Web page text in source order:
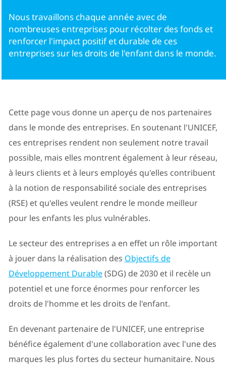
Parents
Nous travaillons chaque année avec de
nombreuses entreprises pour récolter des fonds et
renforcer l'impact positif et durable de ces
entreprises sur les droits de l'enfant dans le monde.
Cette page vous donne un aperçu de nos partenaires
dans le monde des entreprises. En soutenant l'UNICEF,
ces entreprises rendent non seulement notre travail
possible, mais elles montrent également à leur réseau,
à leurs clients et à leurs employés qu'elles contribuent
à la notion de responsabilité sociale des entreprises
(RSE) et qu'elles veulent rendre le monde meilleur
pour les enfants les plus vulnérables.
Le secteur des entreprises a en effet un rôle important
à jouer dans la réalisation des Objectifs de
Développement Durable(SDG) de 2030 et il recèle un
potentiel et une force énormes pour renforcer les
droits de l'homme et les droits de l'enfant.
En devenant partenaire de l'UNICEF, une entreprise
bénéfice également d'une collaboration avec l'une des
marques les plus fortes du secteur humanitaire. Nous